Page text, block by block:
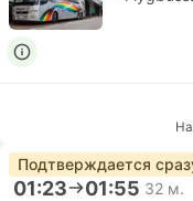
Подтверждается
01:23 01:55 32 м.